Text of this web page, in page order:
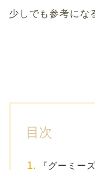
少しでも参考にな
目次
『グーミー